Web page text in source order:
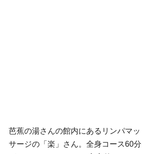
芭蕉の湯さんの館内にあるリンパマッ
サージの「楽」さん。全身コース60分